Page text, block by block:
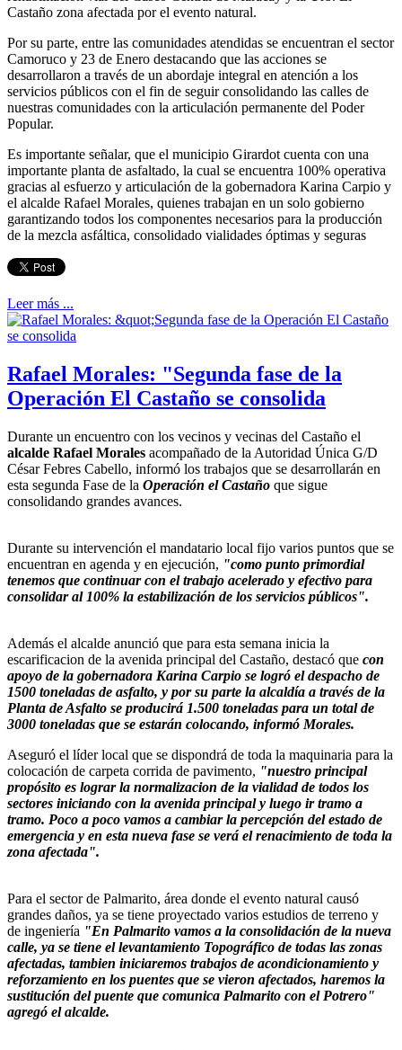
Castaño zona afectada por el evento natural.
Por su parte, entre las comunidades atendidas se encuentran el sector
Camoruco y 23 de Enero destacando que las acciones se
desarrollaron a través de un abordaje integral en atención a los
servicios públicos con el fin de seguir consolidando las calles de
nuestras comunidades con la articulación permanente del Poder
Popular.
Es importante señalar, que el municipio Girardot cuenta con una
importante planta de asfaltado, la cual se encuentra 100% operativa
gracias al esfuerzo y articulación de la gobernadora Karina Carpio y
el alcalde Rafael Morales, quienes trabajan en un solo gobierno
garantizando todos los componentes necesarios para la producción
de la mezcla asfáltica, consolidado vialidades óptimas y seguras
Leer más ...
Rafael Morales: "Segunda fase de la
Operación El Castaño se consolida
Durante un encuentro con los vecinos y vecinas del Castaño el
alcalde Rafael Morales acompañado de la Autoridad Única G/D
César Febres Cabello, informó los trabajos que se desarrollarán en
esta segunda Fase de la Operación el Castaño que sigue
consolidando grandes avances.
Durante su intervención el mandatario local fijo varios puntos que se
encuentran en agenda y en ejecución, "como punto primordial
tenemos que continuar con el trabajo acelerado y efectivo para
consolidar al 100% la estabilización de los servicios públicos".
Además el alcalde anunció que para esta semana inicia la
escarificacion de la avenida principal del Castaño, destacó que con
apoyo de la gobernadora Karina Carpio se logró el despacho de
1500 toneladas de asfalto, y por su parte la alcaldía a través de la
Planta de Asfalto se producirá 1.500 toneladas para un total de
3000 toneladas que se estarán colocando, informó Morales.
Aseguró el líder local que se dispondrá de toda la maquinaria para la
colocación de carpeta corrida de pavimento, "nuestro principal
propósito es lograr la normalizacion de la vialidad de todos los
sectores iniciando con la avenida principal y luego ir tramo a
tramo. Poco a poco vamos a cambiar la percepción del estado de
emergencia y en esta nueva fase se verá el renacimiento de toda la
zona afectada".
Para el sector de Palmarito, área donde el evento natural causó
grandes daños, ya se tiene proyectado varios estudios de terreno y
de ingeniería "En Palmarito vamos a la consolidación de la nueva
calle, ya se tiene el levantamiento Topográfico de todas las zonas
afectadas, tambien iniciaremos trabajos de acondicionamiento y
reforzamiento en los puentes que se vieron afectados, haremos la
sustitución del puente que comunica Palmarito con el Potrero"
agregó el alcalde.